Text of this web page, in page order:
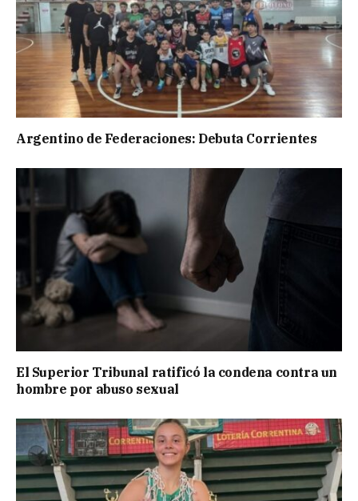
Argentino de Federaciones: Debuta Corrientes
El Superior Tribunal ratificó la condena contra un
hombre por abuso sexual